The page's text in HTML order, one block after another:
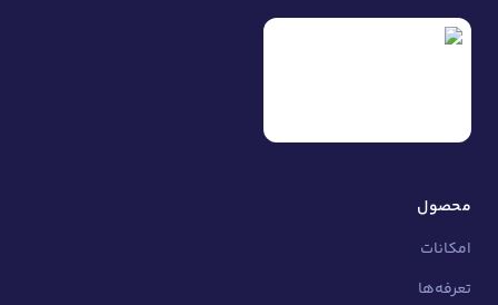
محصول
امکانات
تعرفه‌ها